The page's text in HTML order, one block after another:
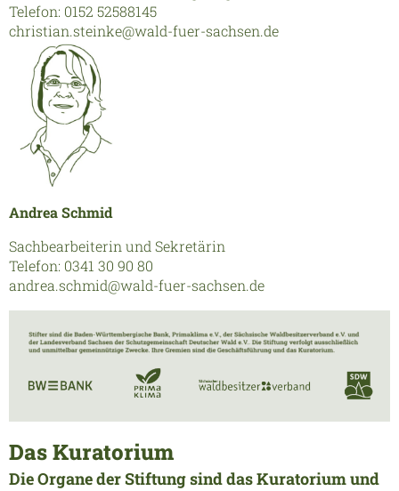
Telefon: 0152 52588145
christian.steinke@wald-fuer-sachsen.de
Andrea Schmid
Sachbearbeiterin und Sekretärin
Telefon: 0341 30 90 80
andrea.schmid@wald-fuer-sachsen.de
Das Kuratorium
Die Organe der Stiftung sind das Kuratorium und